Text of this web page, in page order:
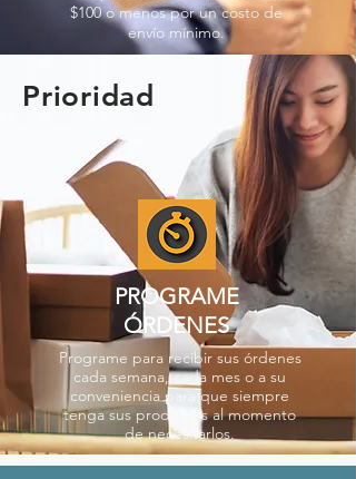
$100 o menos por un costo de
envío mínimo.
Prioridad
PROGRAME
ÓRDENES
Programe para recibir sus órdenes
cada semana, cada mes o a su
conveniencia para que siempre
tenga sus productos al momento
de necesitarlos.